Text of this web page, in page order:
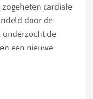
cardiale
door de
onderzocht de
een nieuwe